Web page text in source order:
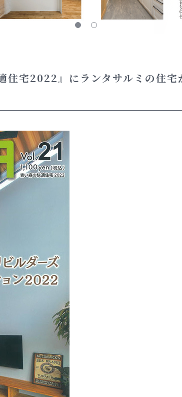
宅2022』にランタサルミの住宅